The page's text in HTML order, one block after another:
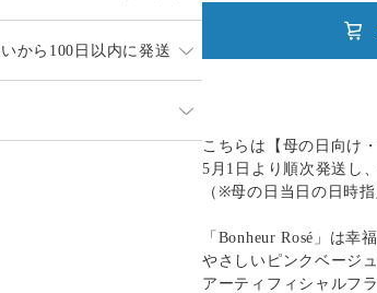
から100日以内に発送
入時に備考欄へご記入
こちらは【母の日向け
5月1日より順次発送し
（※母の日当日の日時
「Bonheur Rosé」は幸
やさしいピンクベージ
アーティフィシャルフ